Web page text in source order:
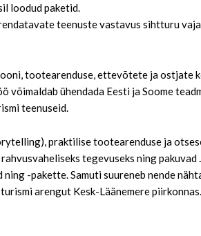
loodud paketid.
teenuste vastavus sihtturu
tootearenduse, ettevõtete ja ostjate
ühendada Eesti ja Soome
teenuseid.
praktilise tootearenduse ja
tegevuseks ning
-pakette. Samuti suureneb nende
arengut Kesk-Läänemere piirkonnas.